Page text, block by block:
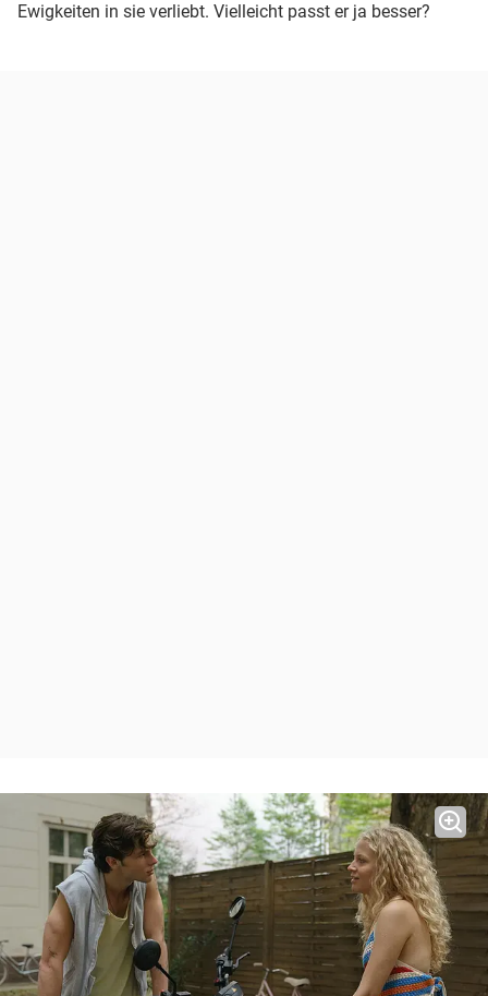
Ewigkeiten in sie verliebt. Vielleicht passt er ja besser?